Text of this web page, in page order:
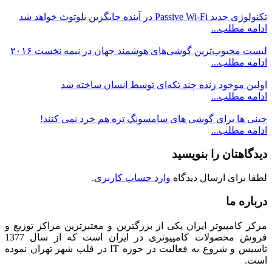
تکنولوژی جدید Passive Wi-Fi در آینده جایگزین بلوتوث خواهد شد
ادامه مطلب...
لیست محبوب‌ترین گوشی‌های هوشمند جهان در نیمه نخست ۲۰۱۶
ادامه مطلب...
اولین موجود زنده چند تکه‌ای توسط انسان ساخته شد
ادامه مطلب...
چینی ها برای گوشی های سامسونگ تره هم خرد نمی کنند!
ادامه مطلب...
دیدگاهتان را بنویسید
لطفا برای ارسال دیدگاه وارد حساب کاربری.
درباره ما
مرکز کامپیوتر ایران یکی از بزرگترین و معتبرترین مراکز توزیع و
فروش محصولات کامپیوتری در ایران است که از سال 1377
تاسیس و شروع به فعالیت در حوزه IT در قلب شهر تهران نموده
است.